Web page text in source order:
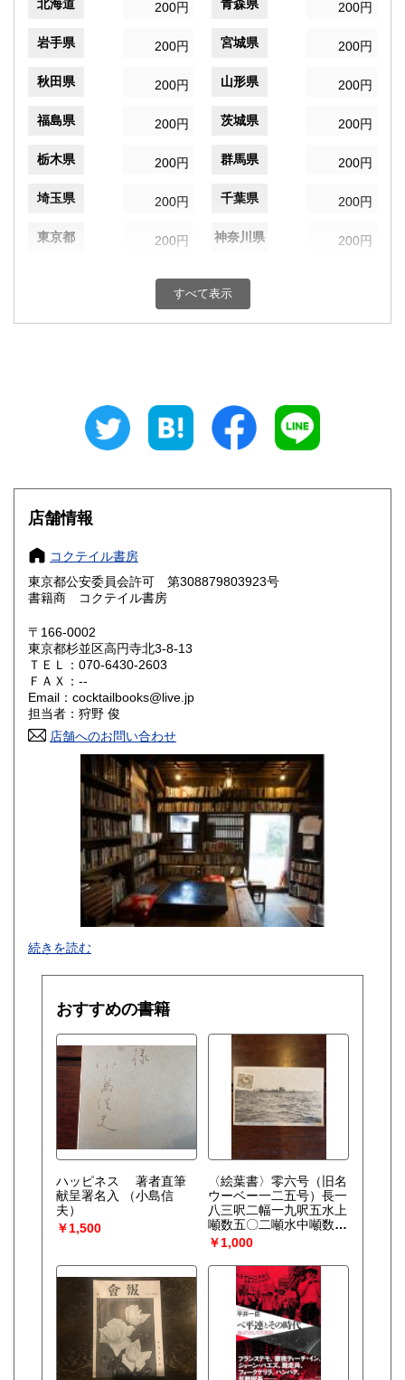
北海道 200円 青森県 200円
岩手県 200円 宮城県 200円
秋田県 200円 山形県 200円
福島県 200円 茨城県 200円
栃木県 200円 群馬県 200円
埼玉県 200円 千葉県 200円
東京都 200円 神奈川県 200円
200円 富山県
200円 三重県
大阪府
奈良県
鳥取県 200円 島根県
岡山県
山口県 200円
香川県 200円
高知県 200円
200円 長崎県
200円 大分県
200円 鹿児島県
200円
すべて表示
店舗情報
コクテイル書房
東京都公安委員会許可 第308879803923号
書籍商 コクテイル書房
〒166-0002
東京都杉並区高円寺北3-8-13
ＴＥＬ：070-6430-2603
ＦＡＸ：--
Email：cocktailbooks@live.jp
担当者：狩野 俊
店舗へのお問い合わせ
営業時間：18:00-23:00
定休日：無休
書籍の買取について
お気軽にご相談ください。
取り扱い分野
古書一般（その他）
続きを読む
おすすめの書籍
ハッピネス 著者直筆
献呈署名入
（小島信
夫）
￥1,500
〈絵葉書〉零六号（旧名
ウーベー一二五号）長一
八三呎二幅一九呎五水上
噸数五〇二噸水中噸数七
二二噸
￥1,000